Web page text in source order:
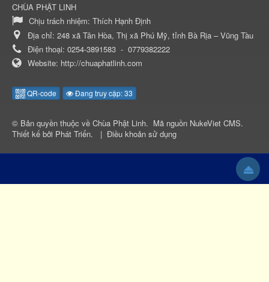
CHÙA PHẬT LINH
Chịu trách nhiệm: Thích Hạnh Định
Địa chỉ: 248 xã Tân Hòa, Thị xã Phú Mỹ, tỉnh Bà Rịa – Vũng Tàu
Điện thoại: 0254-3891583 - 0779382222
Website: http://chuaphatlinh.com
QR-code Đang truy cập: 33
© Bản quyền thuộc về Chùa Phật Linh. Mã nguồn NukeViet CMS.
Thiết kế bởi Phát Triển. | Điều khoản sử dụng